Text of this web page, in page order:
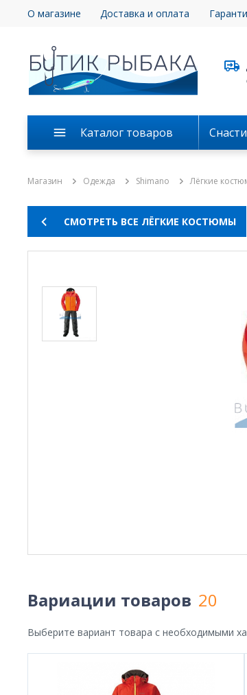
О магазине Доставка и оплата
Каталог товаров
Магазин Одежда Shimano Лёгкие
СМОТРЕТЬ ВСЕ ЛЁГКИЕ КОСТЮМЫ
Вариации товаров 20
Выберите вариант товара с необходимыми